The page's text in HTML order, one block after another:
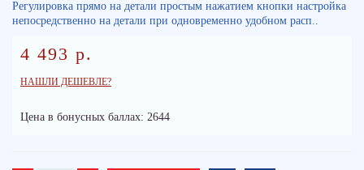
Регулировка прямо на детали простым нажатием кнопки настройка
непосредственно на детали при одновременно удобном расп..
4 493 р.
НАШЛИ ДЕШЕВЛЕ?
Цена в бонусных баллах: 2644